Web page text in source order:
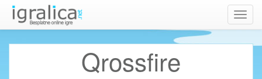
Qrossfire